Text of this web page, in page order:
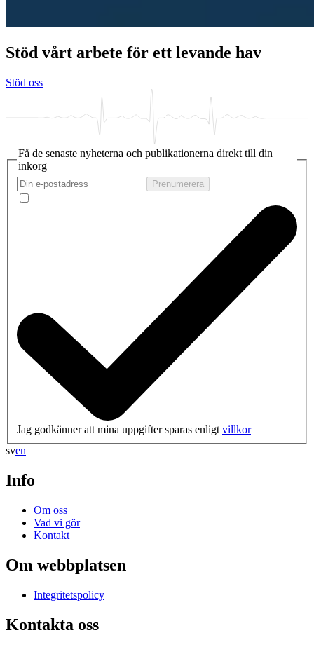
Stöd vårt arbete för ett levande hav
Stöd oss
Få de senaste nyheterna och publikationerna direkt till din
inkorg
Prenumerera
Jag godkänner att mina uppgifter sparas enligtvillkor
sven
Info
Om oss
Vad vi gör
Kontakt
Om webbplatsen
Integritetspolicy
Kontakta oss